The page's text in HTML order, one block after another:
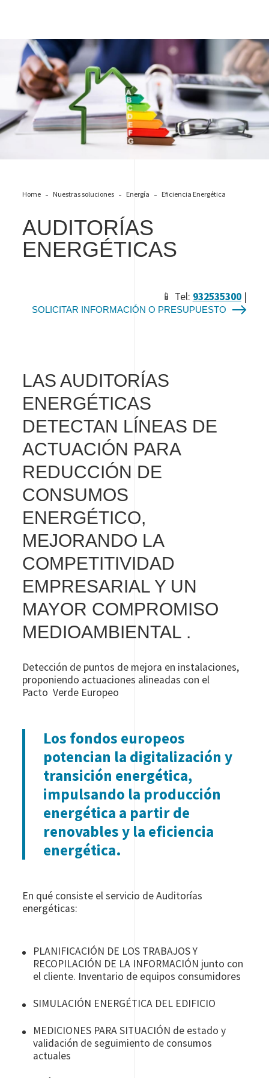
auditoria-energetica
Home Nuestras soluciones Energía Eficiencia Energética
AUDITORÍAS
ENERGÉTICAS
📱 Tel: 932535300|
SOLICITAR INFORMACIÓN O PRESUPUESTO
LAS AUDITORÍAS
ENERGÉTICAS
DETECTAN LÍNEAS DE
ACTUACIÓN PARA
REDUCCIÓN DE
CONSUMOS
ENERGÉTICO,
MEJORANDO LA
COMPETITIVIDAD
EMPRESARIAL Y UN
MAYOR COMPROMISO
MEDIOAMBIENTAL .
Detección de puntos de mejora en instalaciones,
proponiendo actuaciones alineadas con el
Pacto Verde Europeo
Los fondos europeos
potencian la digitalización y
transición energética,
impulsando la producción
energética a partir de
renovables y la eficiencia
energética.
En qué consiste el servicio de Auditorías
energéticas:
PLANIFICACIÓN DE LOS TRABAJOS Y
RECOPILACIÓN DE LA INFORMACIÓN junto con
el cliente. Inventario de equipos consumidores
SIMULACIÓN ENERGÉTICA DEL EDIFICIO
MEDICIONES PARA SITUACIÓN de estado y
validación de seguimiento de consumos
actuales